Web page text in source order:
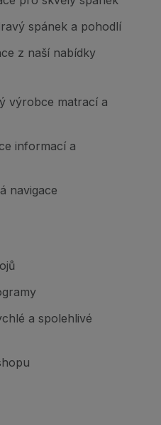
spánek a pohodlí
z naší nabídky
výrobce matrací a
informací a
navigace
a spolehlivé